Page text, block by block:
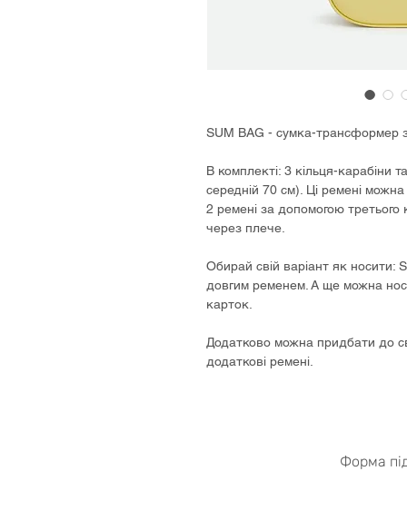
SUM BAG - cумка-трансформер
В комплекті: 3 кільця-карабіни
середній 70 см). Ці ремені
2 ремені за допомогою
через плече.
Oбирай свій варіант як носити:
довгим ременем. А ще можна
карток.
Додатково можна придбати до
додаткові ремені.
Форма